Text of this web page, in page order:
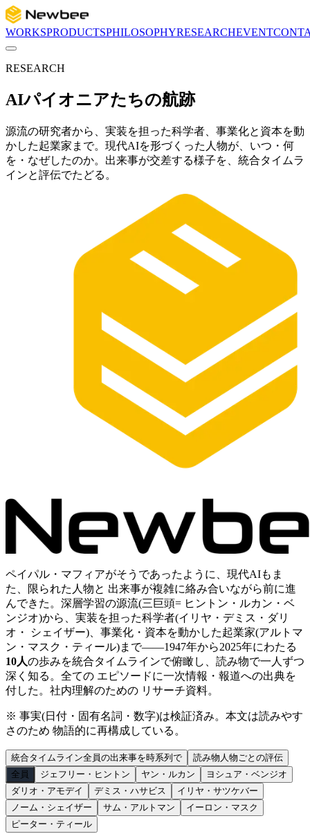
WORKSPRODUCTSPHILOSOPHYRESEARCHEVENT
RESEARCH
AIパイオニアたちの航跡
源流の研究者から、実装を担った科学者、事業化と資本を動
かした起業家まで。現代AIを形づくった人物が、いつ・何
を・なぜしたのか。出来事が交差する様子を、統合タイムラ
インと評伝でたどる。
ペイパル・マフィアがそうであったように、現代AIもま
た、限られた人物と 出来事が複雑に絡み合いながら前に進
んできた。深層学習の源流(三巨頭= ヒントン・ルカン・ベ
ンジオ)から、実装を担った科学者(イリヤ・デミス・ダリ
オ・ シェイザー)、事業化・資本を動かした起業家(アルトマ
ン・マスク・ティール)まで——1947年から2025年にわたる
10人の歩みを統合タイムラインで俯瞰し、読み物で一人ずつ
深く知る。全ての エピソードに一次情報・報道への出典を
付した。社内理解のための リサーチ資料。
※ 事実(日付・固有名詞・数字)は検証済み。本文は読みやす
さのため 物語的に再構成している。
統合タイムライン全員の出来事を時系列で 読み物 人物ごとの評伝
全員
ジェフリー・ヒントン ヤン・ルカン
ヨシュア・ベンジオ
ダリオ・アモデイ
デミス・ハサビス
イリヤ・サツケバー
ノーム・シェイザー
サム・アルトマン
イーロン・マスク
ピーター・ティール